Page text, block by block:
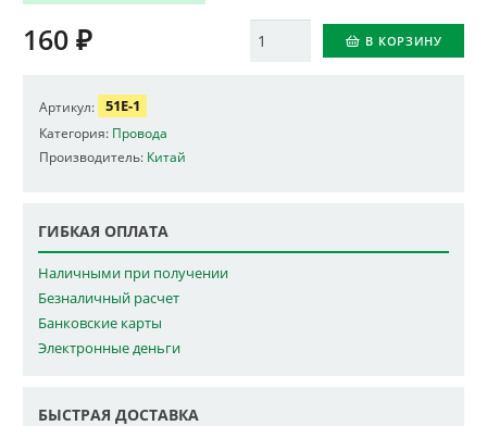
Количество В КОРЗИНУ
160 ₽
Артикул: 51E-1
Категория: Провода
Производитель: Китай
ГИБКАЯ ОПЛАТА
Наличными при получении
Безналичный расчет
Банковские карты
Электронные деньги
БЫСТРАЯ ДОСТАВКА